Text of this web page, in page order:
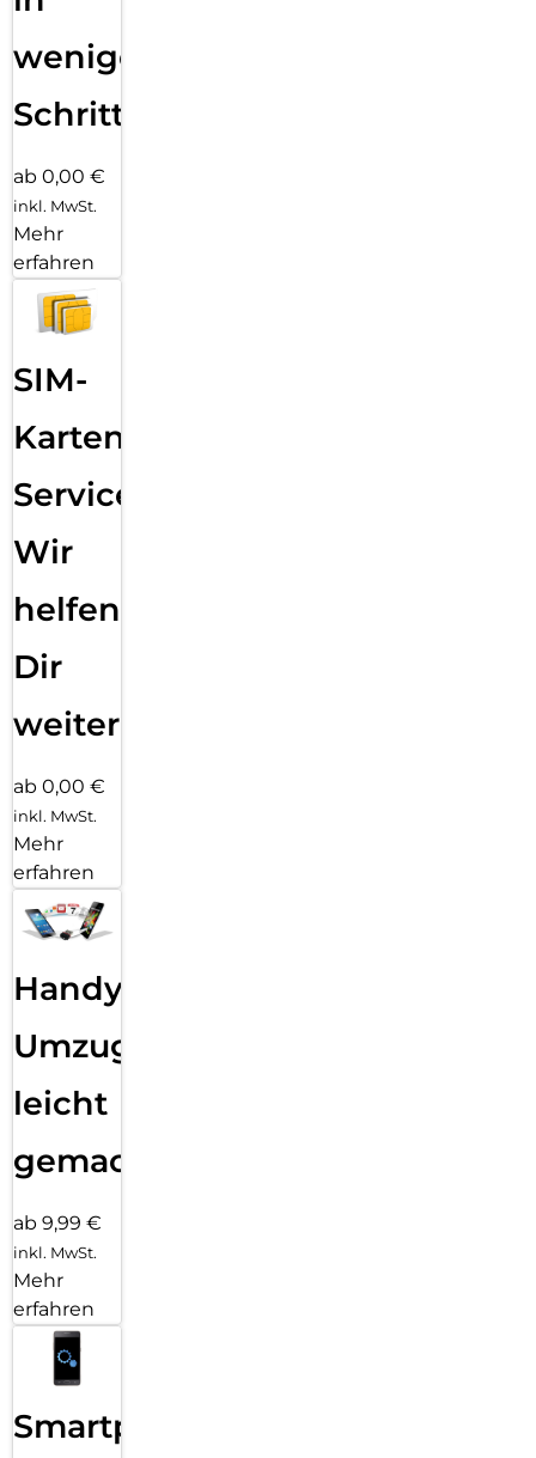
wenigen
Schritten
ab 0,00 €
inkl. MwSt.
Mehr
erfahren
SIM-
Karten
Service:
Wir
helfen
Dir
weiter
ab 0,00 €
inkl. MwSt.
Mehr
erfahren
Handy
Umzug
leicht
gemacht!
ab 9,99 €
inkl. MwSt.
Mehr
erfahren
Smartphone